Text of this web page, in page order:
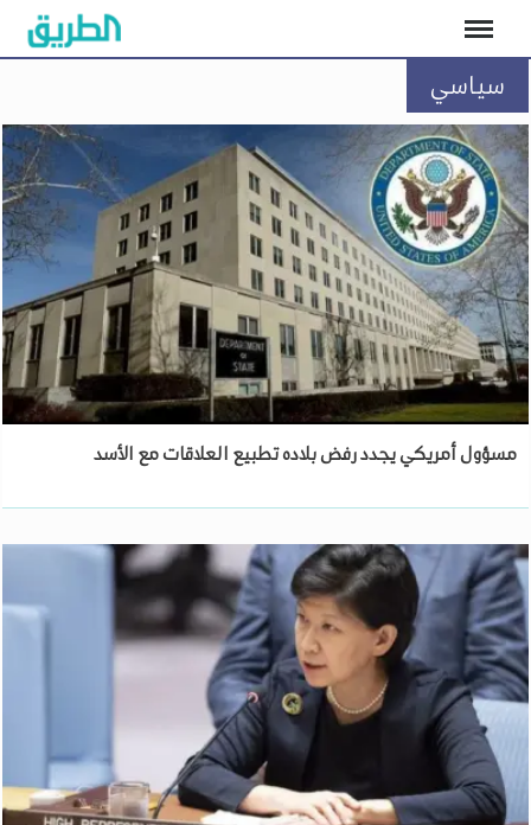
سياسي
مسؤول أمريكي يجدد رفض بلاده تطبيع العلاقات مع الأسد